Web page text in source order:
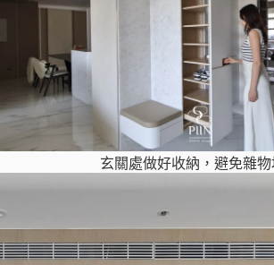
玄關處做好收納，避免雜